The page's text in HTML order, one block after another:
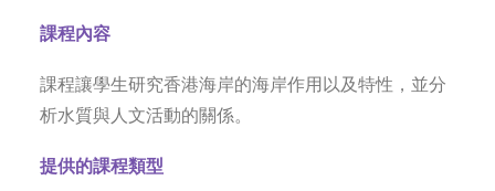
課程內容
課程讓學生研究香港海岸的海岸作用以及特性，並分
析水質與人文活動的關係。
提供的課程類型